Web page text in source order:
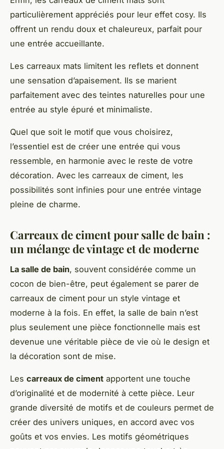
particulièrement appréciés pour leur effet cosy. Ils
offrent un rendu doux et chaleureux, parfait pour
une entrée accueillante.
Les carreaux mats limitent les reflets et donnent
une sensation d’apaisement. Ils se marient
parfaitement avec des teintes naturelles pour une
entrée au style épuré et minimaliste.
Quel que soit le motif que vous choisirez,
l’essentiel est de créer une entrée qui vous
ressemble, en harmonie avec le reste de votre
décoration. Avec les carreaux de ciment, les
possibilités sont infinies pour une entrée vintage
pleine de charme.
Carreaux de ciment pour salle de bain :
un mélange de vintage et de moderne
La salle de bain, souvent considérée comme un
cocon de bien-être, peut également se parer de
carreaux de ciment pour un style vintage et
moderne à la fois. En effet, la salle de bain n’est
plus seulement une pièce fonctionnelle mais est
devenue une véritable pièce de vie où le design et
la décoration sont de mise.
Les carreaux de ciment apportent une touche
d’originalité et de modernité à cette pièce. Leur
grande diversité de motifs et de couleurs permet de
créer des univers uniques, en accord avec vos
goûts et vos envies. Les motifs géométriques